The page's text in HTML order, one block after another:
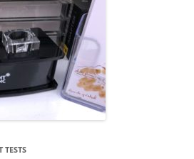
TESTS